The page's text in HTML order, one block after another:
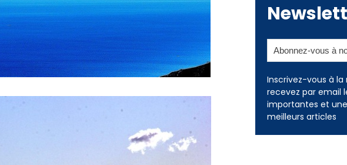
Inscrivez-vous à la
recevez par email
importantes et